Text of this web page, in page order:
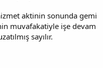
aktinin sonunda gemi
muvafakatiyle işe devam
sayılır.